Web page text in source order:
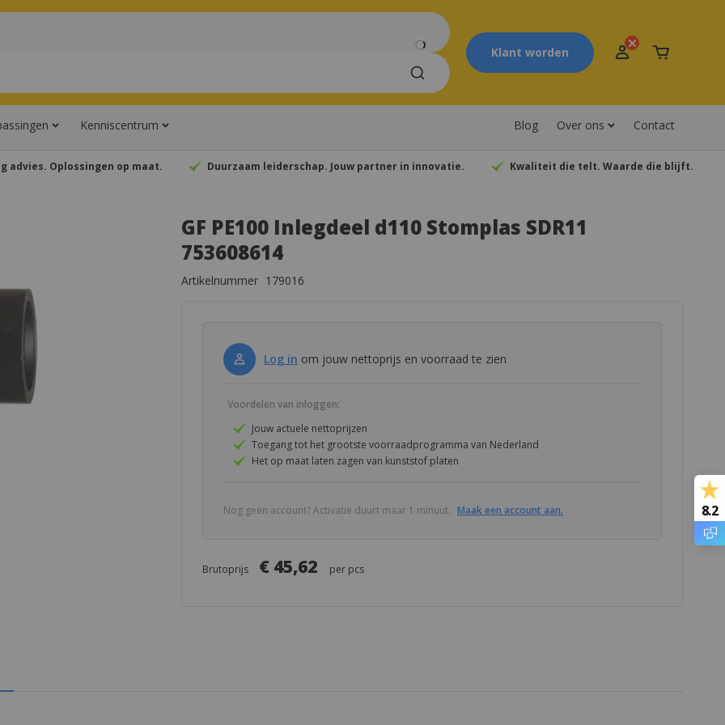
Klant worden
Kenniscentrum Blog Over ons Contact
advies. Oplossingen op maat. Duurzaam leiderschap. Jouw partner in innovatie. Kwaliteit die telt. Waarde die blijft.
Inlegdeel
GF PE100 Inlegdeel d110 Stomplas SDR11
753608614
Artikelnummer 179016
Log in om jouw nettoprijs en voorraad te zien
Voordelen van inloggen:
Jouw actuele nettoprijzen
Toegang tot het grootste voorraadprogramma van Nederland
Het op maat laten zagen van kunststof platen
Nog geen account? Activatie duurt maar 1 minuut. Maak een account aan.
Brutoprijs € 45,62 per pcs
8.2